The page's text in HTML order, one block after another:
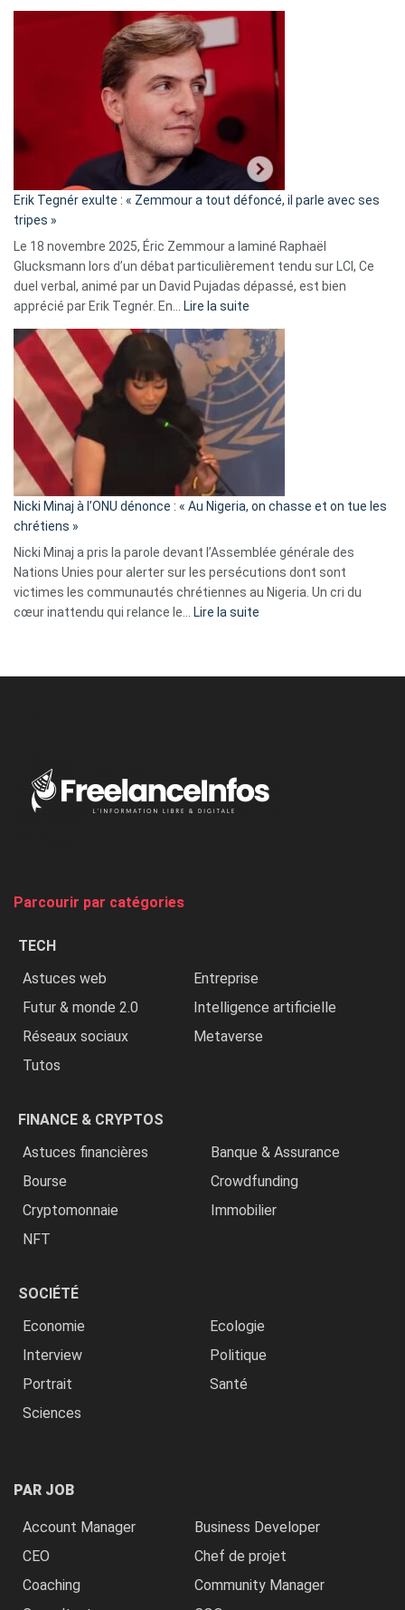
d’alliance
secrète
«
C’est
fake
news
»
Erik Tegnér exulte : « Zemmour a tout défoncé, il parle avec ses
tripes »
Le 18 novembre 2025, Éric Zemmour a laminé Raphaël
Glucksmann lors d’un débat particulièrement tendu sur LCI, Ce
duel verbal, animé par un David Pujadas dépassé, est bien
apprécié par Erik Tegnér. En…
Lire la suite
Tegnér
exulte
« Zemmour
a
tout
parle
ses
tripes »
Nicki Minaj à l’ONU dénonce : « Au Nigeria, on chasse et on tue les
chrétiens »
Nicki Minaj a pris la parole devant l’Assemblée générale des
Nations Unies pour alerter sur les persécutions dont sont
victimes les communautés chrétiennes au Nigeria. Un cri du
cœur inattendu qui relance le…
Lire la suite
Nigeria,
Parcourir par catégories
TECH
Astuces web
Entreprise
Futur & monde 2.0
Intelligence artificielle
Réseaux sociaux
Metaverse
Tutos
FINANCE & CRYPTOS
Astuces financières
Banque & Assurance
Bourse
Crowdfunding
Cryptomonnaie
Immobilier
NFT
SOCIÉTÉ
Economie
Ecologie
Interview
Politique
Portrait
Santé
Sciences
PAR JOB
Account Manager
Business Developer
CEO
Chef de projet
Coaching
Community Manager